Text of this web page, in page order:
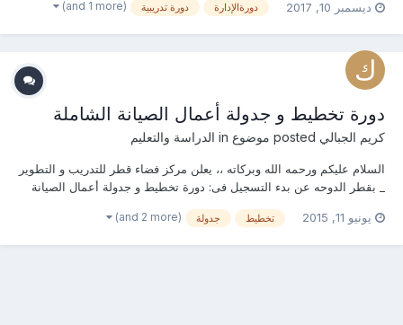
global scale سيتم تزويدكم بالمحتوى العلمى للدورة فى حال طلبها من
ديسمبر 10, 2017 دورةالإدارة دورة تدريبية (and 1 more)
دورة تخطيط و جدولة أعمال الصيانة الشاملة
كريم الجبالي الدراسة والتعليم
السلام عليكم ورحمه الله وبركاته ،، يعلن مركز فضاء قطر للتدريب و التطوير
_ بقطر الدوحه عن بدء التسجيل فى: دورة تخطيط و جدولة أعمال الصيانة
الممارسة الأفضل لتحديد المعدات ، والوثائق وقطع الغيار . فهم تأثير
يونيو 11, 2015 تخطيط جدولة (and 2 more)